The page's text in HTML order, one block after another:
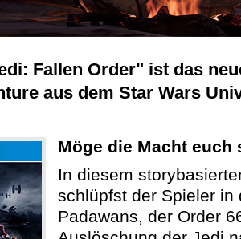
Fallen Order" ist das
aus dem Star Wars
Möge die Macht euch
In diesem
schlüpfst der Spieler in
Padawans, der Order